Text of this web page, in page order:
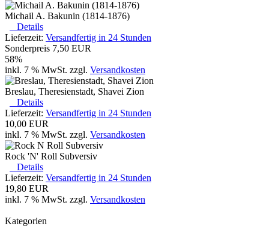
Michail A. Bakunin (1814-1876)
Details
Lieferzeit: Versandfertig in 24 Stunden
Sonderpreis 7,50 EUR
58%
inkl. 7 % MwSt. zzgl. Versandkosten
Breslau, Theresienstadt, Shavei Zion
Details
Lieferzeit: Versandfertig in 24 Stunden
10,00 EUR
inkl. 7 % MwSt. zzgl. Versandkosten
Rock 'N' Roll Subversiv
Details
Lieferzeit: Versandfertig in 24 Stunden
19,80 EUR
inkl. 7 % MwSt. zzgl. Versandkosten
Kategorien